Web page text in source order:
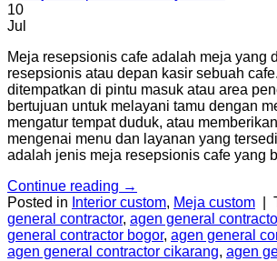
10
Jul
Meja resepsionis cafe adalah meja yang
resepsionis atau depan kasir sebuah
ditempatkan di pintu masuk atau area
bertujuan untuk melayani tamu dengan
mengatur tempat duduk, atau
mengenai menu dan layanan yang
adalah jenis meja resepsionis cafe yang
Continue reading →
Posted in Interior custom, Meja custom
general contractor, agen general
general contractor bogor, agen general
agen general contractor cikarang, agen